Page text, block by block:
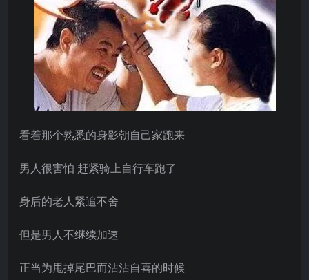
看着那个熟悉的身影朝自己家跑来
男人很害怕 赶紧骑上自行车跑了
身后的老人紧追不舍
但是男人不继续加速
正当为甩掉尾巴而沾沾自喜的时候